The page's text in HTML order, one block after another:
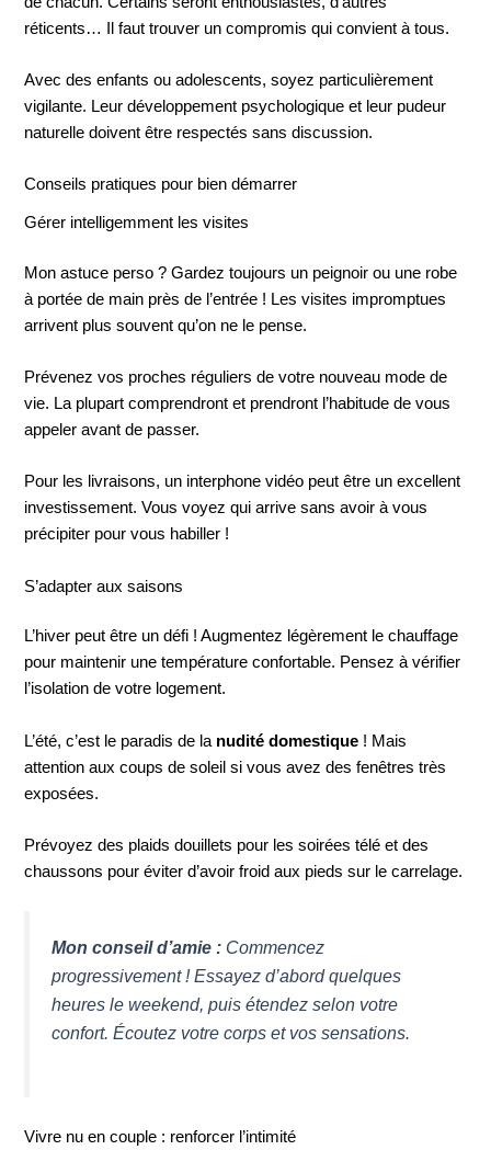
réticents… Il faut trouver un compromis qui convient à tous.
Avec des enfants ou adolescents, soyez particulièrement
vigilante. Leur développement psychologique et leur pudeur
naturelle doivent être respectés sans discussion.
Conseils pratiques pour bien démarrer
Gérer intelligemment les visites
Mon astuce perso ? Gardez toujours un peignoir ou une robe
à portée de main près de l’entrée ! Les visites impromptues
arrivent plus souvent qu’on ne le pense.
Prévenez vos proches réguliers de votre nouveau mode de
vie. La plupart comprendront et prendront l’habitude de vous
appeler avant de passer.
Pour les livraisons, un interphone vidéo peut être un excellent
investissement. Vous voyez qui arrive sans avoir à vous
précipiter pour vous habiller !
S’adapter aux saisons
L’hiver peut être un défi ! Augmentez légèrement le chauffage
pour maintenir une température confortable. Pensez à vérifier
l’isolation de votre logement.
L’été, c’est le paradis de la nudité domestique ! Mais
attention aux coups de soleil si vous avez des fenêtres très
exposées.
Prévoyez des plaids douillets pour les soirées télé et des
chaussons pour éviter d’avoir froid aux pieds sur le carrelage.
Mon conseil d’amie : Commencez
progressivement ! Essayez d’abord quelques
heures le weekend, puis étendez selon votre
confort. Écoutez votre corps et vos sensations.
Vivre nu en couple : renforcer l’intimité